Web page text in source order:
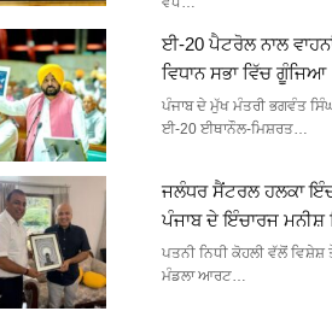
ਈ-20 ਪੈਟਰੋਲ ਨਾਲ
ਵਿਧਾਨ ਸਭਾ ਵਿੱਚ ਗੂੰਜਿਆ
ਪੰਜਾਬ ਦੇ ਮੁੱਖ ਮੰਤਰੀ ਭਗਵੰਤ
ਈ-20 ਈਥਾਨੌਲ-ਮਿਸ਼ਰਤ…
ਜਲੰਧਰ ਸੈਂਟਰਲ ਹਲਕਾ
ਪੰਜਾਬ ਦੇ ਇੰਚਾਰਜ ਮਨੀਸ਼
ਪਤਨੀ ਨਿਧੀ ਕੋਹਲੀ ਵੱਲੋਂ
ਮੰਡਲਾ ਆਰਟ…